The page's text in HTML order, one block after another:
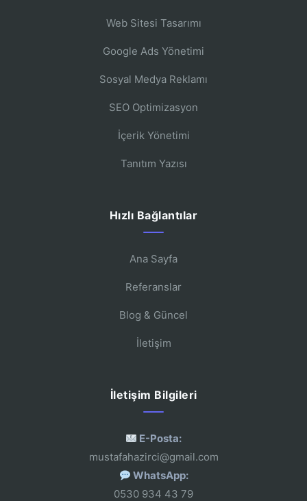
Web Sitesi Tasarımı
Google Ads Yönetimi
Sosyal Medya Reklamı
SEO Optimizasyon
İçerik Yönetimi
Tanıtım Yazısı
Hızlı Bağlantılar
Ana Sayfa
Referanslar
Blog & Güncel
İletişim
İletişim Bilgileri
E-Posta:
mustafahazirci@gmail.com
WhatsApp:
0530 934 43 79